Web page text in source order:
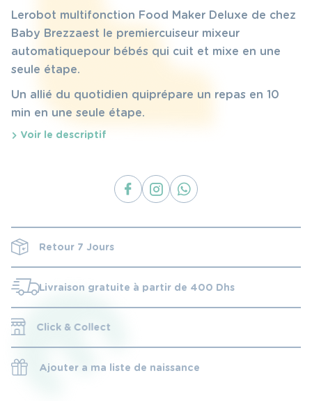
INITIAL
ÉTAIT :
2,450 DHS.
ACTUEL
EST :
1,950 DHS.
Le robot multifonction Food Maker Deluxe de chez
Baby Brezza est le premier cuiseur mixeur
automatiquepour bébés qui cuit et mixe en une
seule étape.
Un allié du quotidien qui prépare un repas en 10
min en une seule étape.
Voir le descriptif
Retour 7 Jours
Livraison gratuite à partir de 400 Dhs
Click & Collect
Ajouter a ma liste de naissance